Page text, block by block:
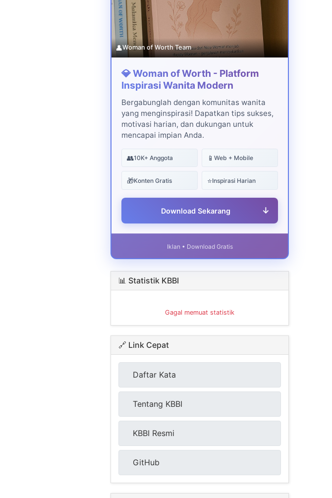
👤Woman of Worth Team
💎 Woman of Worth - Platform
Inspirasi Wanita Modern
Bergabunglah dengan komunitas wanita
yang menginspirasi! Dapatkan tips sukses,
motivasi harian, dan dukungan untuk
mencapai impian Anda.
👥10K+ Anggota 📱 Web + Mobile
🎁Konten Gratis ⭐Inspirasi Harian
Download Sekarang ↓
Iklan • Download Gratis
📊 Statistik KBBI
Gagal memuat statistik
🔗 Link Cepat
Daftar Kata
Tentang KBBI
KBBI Resmi
GitHub